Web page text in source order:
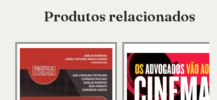
Produtos relacionados